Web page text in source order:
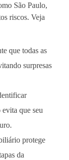
São Paulo,
riscos. Veja
que todas as
surpresas
que seu
protege
da